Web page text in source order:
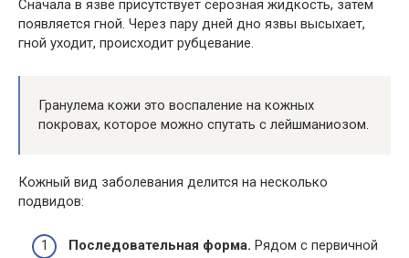
Сначала в язве присутствует серозная жидкость, затем
появляется гной. Через пару дней дно язвы высыхает,
гной уходит, происходит рубцевание.
Гранулема кожи это воспаление на кожных
покровах, которое можно спутать с лейшманиозом.
Кожный вид заболевания делится на несколько
подвидов:
Последовательная форма. Рядом с первичной